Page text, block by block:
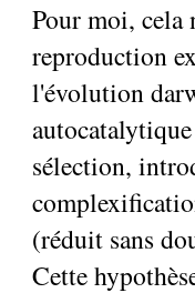
Pour moi, cela
reproduction
l'évolution
sélection,
(réduit sans
Cette